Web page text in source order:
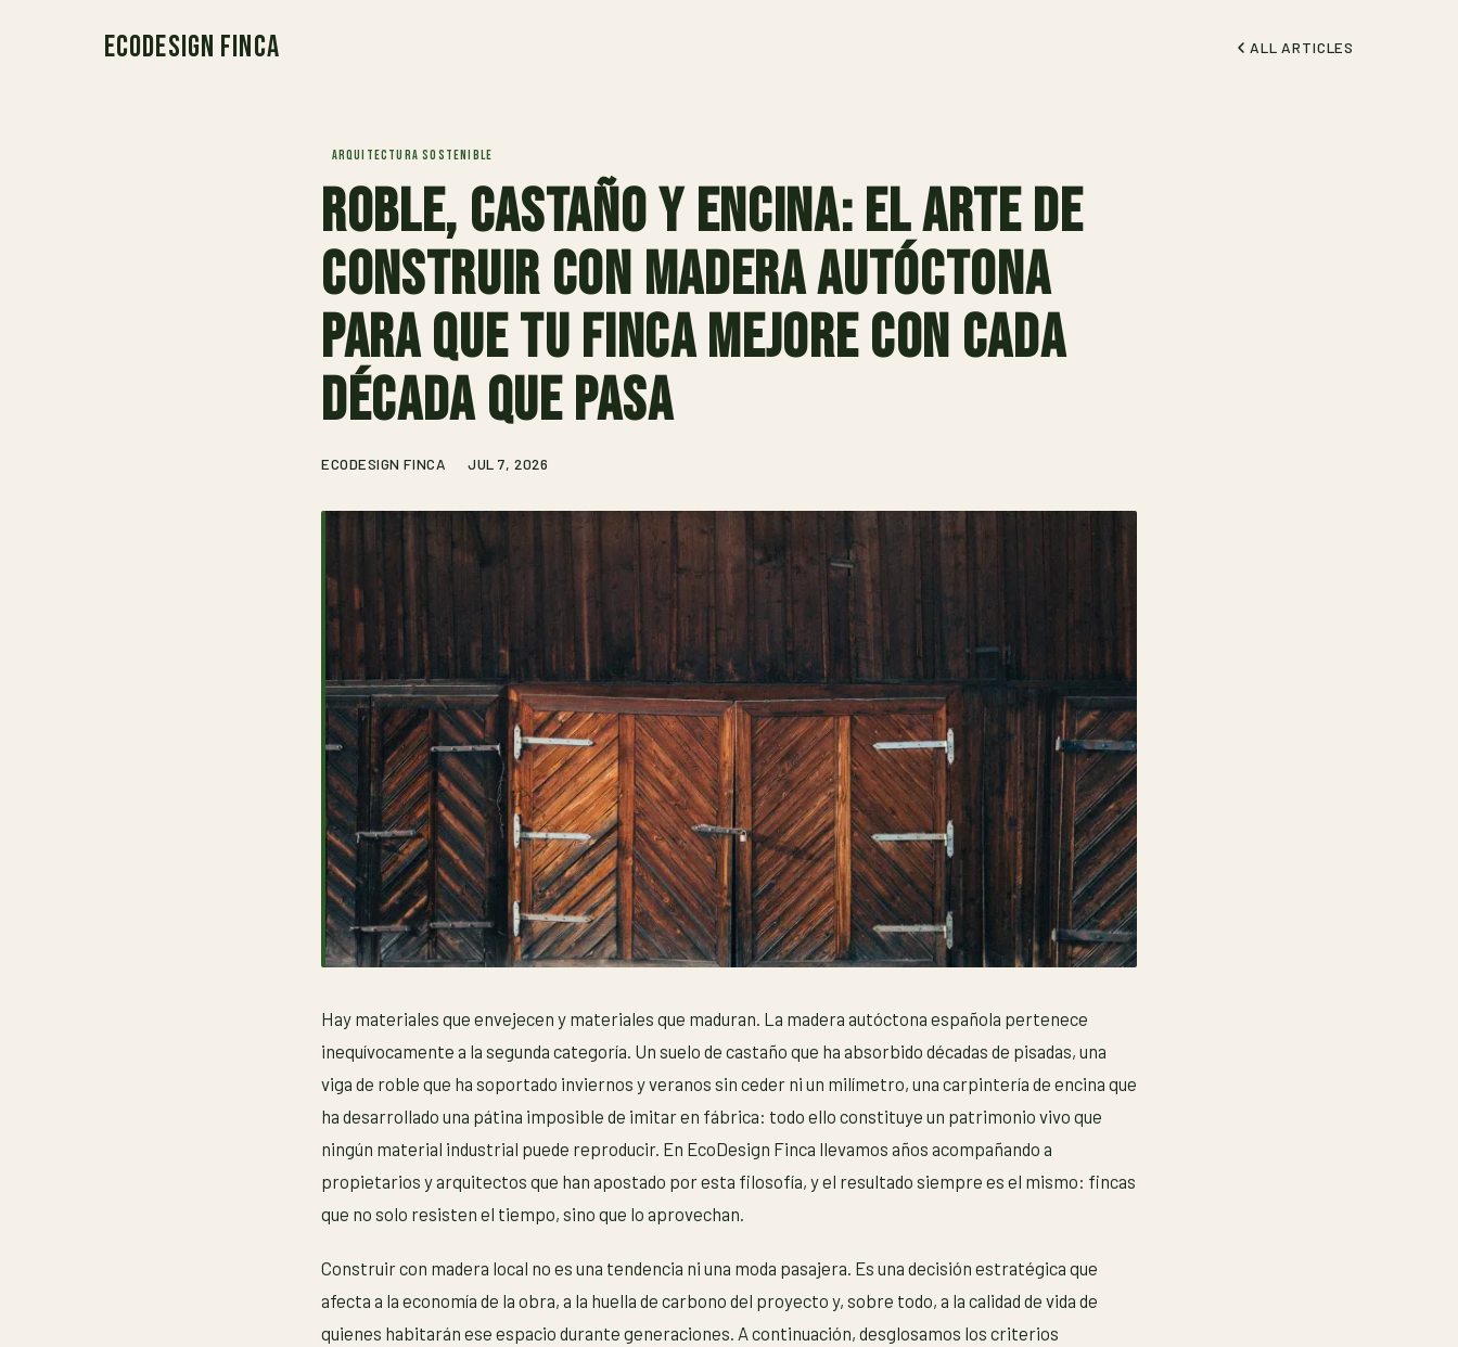
EcoDesign Finca ALL ARTICLES
ARQUITECTURA SOSTENIBLE
Roble, castaño y encina: el arte de
construir con madera autóctona
para que tu finca mejore con cada
década que pasa
ECODESIGN FINCA JUL 7, 2026
Hay materiales que envejecen y materiales que maduran. La madera autóctona española pertenece
inequívocamente a la segunda categoría. Un suelo de castaño que ha absorbido décadas de pisadas, una
viga de roble que ha soportado inviernos y veranos sin ceder ni un milímetro, una carpintería de encina que
ha desarrollado una pátina imposible de imitar en fábrica: todo ello constituye un patrimonio vivo que
ningún material industrial puede reproducir. En EcoDesign Finca llevamos años acompañando a
propietarios y arquitectos que han apostado por esta filosofía, y el resultado siempre es el mismo: fincas
que no solo resisten el tiempo, sino que lo aprovechan.
Construir con madera local no es una tendencia ni una moda pasajera. Es una decisión estratégica que
afecta a la economía de la obra, a la huella de carbono del proyecto y, sobre todo, a la calidad de vida de
quienes habitarán ese espacio durante generaciones. A continuación, desglosamos los criterios